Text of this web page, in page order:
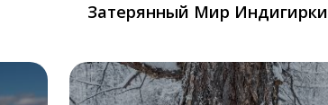
Затерянный Мир Индигирки